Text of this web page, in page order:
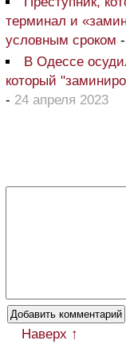
терминал и
условным сроком -
В Одессе
который
- 24 апреля 2023
Наверх ↑